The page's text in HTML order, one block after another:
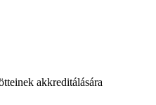
akkreditálására